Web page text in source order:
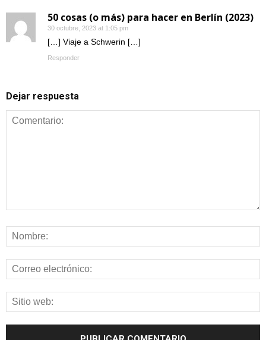
50 cosas (o más) para hacer en Berlín (2023)
30 octubre, 2023 at 1:05 pm
[…] Viaje a Schwerin […]
Responder
Dejar respuesta